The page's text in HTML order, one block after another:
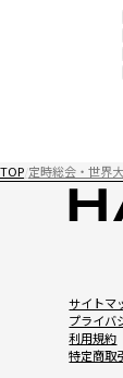
TOP 定時総会・世界
サイトマ
プライバ
利用規約
特定商取